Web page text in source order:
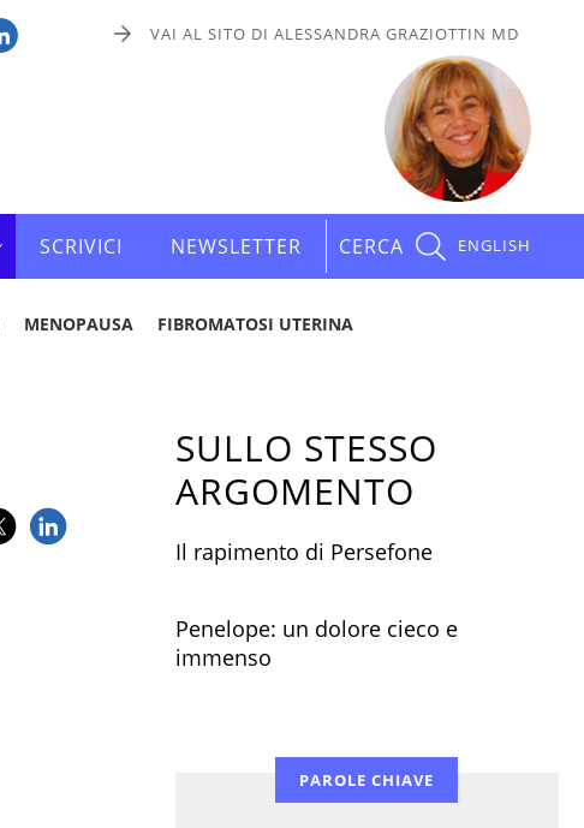
VAI AL SITO DI ALESSANDRA GRAZIOTTIN MD
SCRIVICI NEWSLETTER CERCA ENGLISH
MENOPAUSA FIBROMATOSI UTERINA
SULLO STESSO
ARGOMENTO
Il rapimento di Persefone
Penelope: un dolore cieco e
immenso
PAROLE CHIAVE